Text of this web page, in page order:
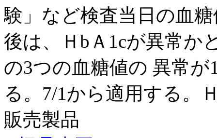
験」など検査当日の血
後は、ＨbＡ1cが異常か
の3つの血糖値の 異常
る。7/1から適用する。
販売製品